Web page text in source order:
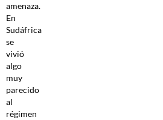
amenaza.
En
Sudáfrica
se
vivió
algo
muy
parecido
al
régimen